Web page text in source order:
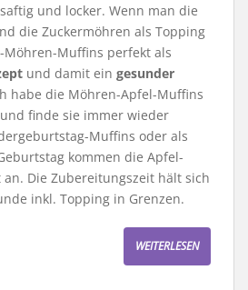
und locker. Wenn man die
die Zuckermöhren als Topping
Möhren-Muffins perfekt als
und damit ein gesunder
habe die Möhren-Apfel-Muffins
finde sie immer wieder
Muffins oder als
kommen die Apfel-
Die Zubereitungszeit hält sich
inkl. Topping in Grenzen.
WEITERLESEN